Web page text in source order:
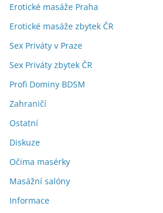
Erotické masáže Praha
Erotické masáže zbytek ČR
Sex Priváty v Praze
Sex Priváty zbytek ČR
Profi Dominy BDSM
Zahraničí
Ostatní
Diskuze
Očima masérky
Masážní salóny
Informace